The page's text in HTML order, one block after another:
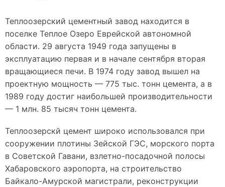
Теплоозерский цементный завод находится в
поселке Теплое Озеро Еврейской автономной
области. 29 августа 1949 года запущены в
эксплуатацию первая и в начале сентября вторая
вращающиеся печи. В 1974 году завод вышел на
проектную мощность — 775 тыс. тонн цемента, а в
1989 году достиг наибольшей производительности
— 1 млн. 85 тысяч тонн цемента.
Теплоозерскй цемент широко использовался при
сооружении плотины Зейской ГЭС, морского порта
в Советской Гавани, взлетно-посадочной полосы
Хабаровского аэропорта, на строительство
Байкало-Амурской магистрали, реконструкции